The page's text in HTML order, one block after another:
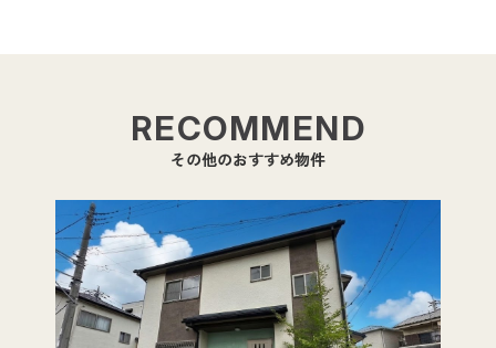
RECOMMEND
その他のおすすめ物件